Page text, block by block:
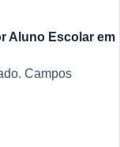
Aluno Escolar em
Campos